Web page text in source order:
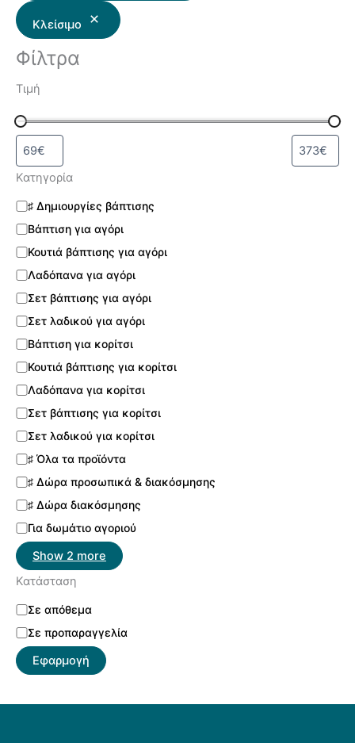
Κλείσιμο
Φίλτρα
Τιμή
Κατηγορία
♯ Δημιουργίες βάπτισης
Βάπτιση για αγόρι
Κουτιά βάπτισης για αγόρι
Λαδόπανα για αγόρι
Σετ βάπτισης για αγόρι
Σετ λαδικού για αγόρι
Βάπτιση για κορίτσι
Κουτιά βάπτισης για κορίτσι
Λαδόπανα για κορίτσι
Σετ βάπτισης για κορίτσι
Σετ λαδικού για κορίτσι
♯ Όλα τα προϊόντα
♯ Δώρα προσωπικά & διακόσμησης
♯ Δώρα διακόσμησης
Για δωμάτιο αγοριού
Show 2 more
Κατάσταση
Σε απόθεμα
Σε προπαραγγελία
Εφαρμογή